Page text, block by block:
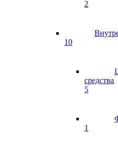
2
10
средства
5
1